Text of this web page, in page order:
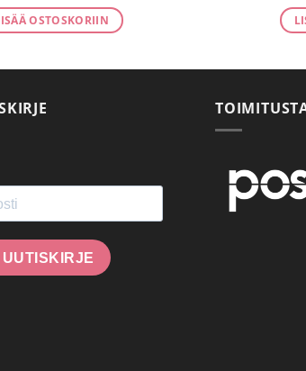
OSTOSKORIIN